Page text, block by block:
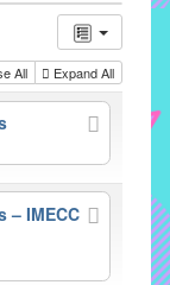
All Expand All
– IMECC